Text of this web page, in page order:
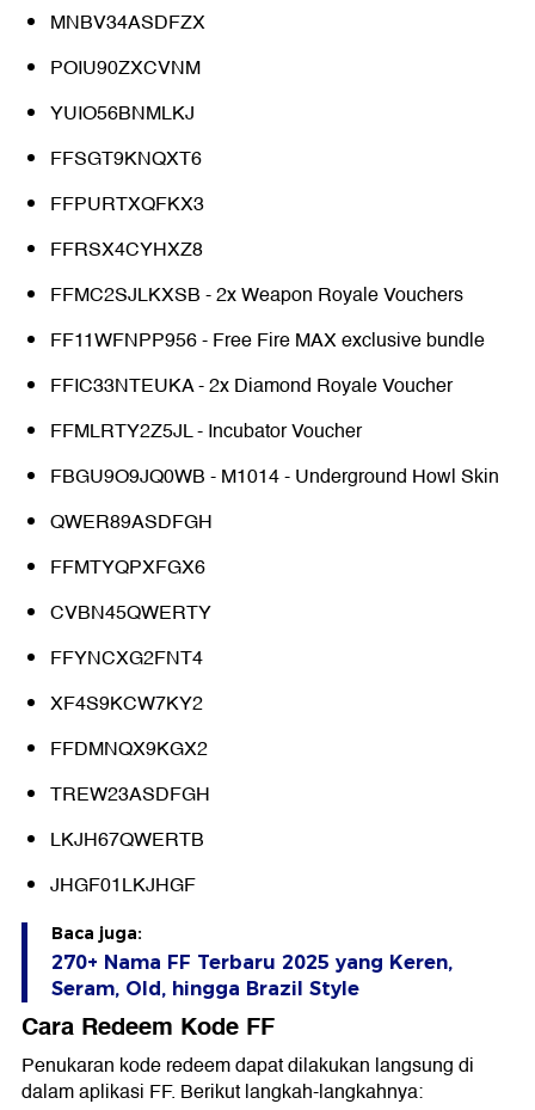
MNBV34ASDFZX
POIU90ZXCVNM
YUIO56BNMLKJ
FFSGT9KNQXT6
FFPURTXQFKX3
FFRSX4CYHXZ8
FFMC2SJLKXSB - 2x Weapon Royale Vouchers
FF11WFNPP956 - Free Fire MAX exclusive bundle
FFIC33NTEUKA - 2x Diamond Royale Voucher
FFMLRTY2Z5JL - Incubator Voucher
FBGU9O9JQ0WB - M1014 - Underground Howl Skin
QWER89ASDFGH
FFMTYQPXFGX6
CVBN45QWERTY
FFYNCXG2FNT4
XF4S9KCW7KY2
FFDMNQX9KGX2
TREW23ASDFGH
LKJH67QWERTB
JHGF01LKJHGF
Baca juga:
270+ Nama FF Terbaru 2025 yang Keren,
Seram, Old, hingga Brazil Style
Cara Redeem Kode FF
Penukaran kode redeem dapat dilakukan langsung di
dalam aplikasi FF. Berikut langkah-langkahnya: